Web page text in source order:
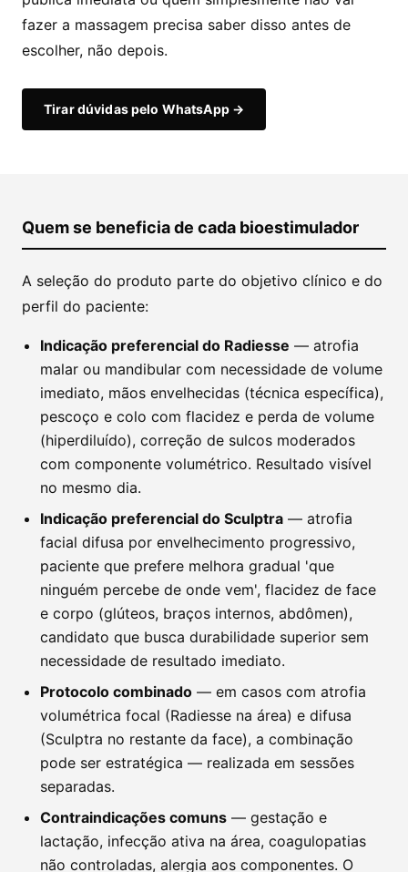
fazer a massagem precisa saber disso antes de
escolher, não depois.
Tirar dúvidas pelo WhatsApp →
Quem se beneficia de cada bioestimulador
A seleção do produto parte do objetivo clínico e do
perfil do paciente:
Indicação preferencial do Radiesse — atrofia
malar ou mandibular com necessidade de volume
imediato, mãos envelhecidas (técnica específica),
pescoço e colo com flacidez e perda de volume
(hiperdiluído), correção de sulcos moderados
com componente volumétrico. Resultado visível
no mesmo dia.
Indicação preferencial do Sculptra — atrofia
facial difusa por envelhecimento progressivo,
paciente que prefere melhora gradual 'que
ninguém percebe de onde vem', flacidez de face
e corpo (glúteos, braços internos, abdômen),
candidato que busca durabilidade superior sem
necessidade de resultado imediato.
Protocolo combinado — em casos com atrofia
volumétrica focal (Radiesse na área) e difusa
(Sculptra no restante da face), a combinação
pode ser estratégica — realizada em sessões
separadas.
Contraindicações comuns — gestação e
lactação, infecção ativa na área, coagulopatias
não controladas, alergia aos componentes. O